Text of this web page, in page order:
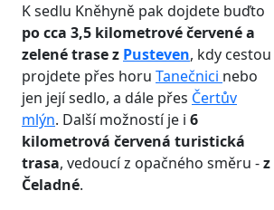
K sedlu Kněhyně pak dojdete buďto
po cca 3,5 kilometrové červené a
zelené trase z Pusteven, kdy cestou
projdete přes horu Tanečnici nebo
jen její sedlo, a dále přes Čertův
mlýn. Další možností je i 6
kilometrová červená turistická
trasa, vedoucí z opačného směru -z
Čeladné.